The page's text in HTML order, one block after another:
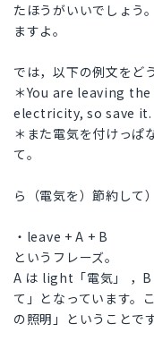
たほうがいいでしょ
ますよ。
では，以下の例文をど
＊You are leaving
electricity, so save it.
＊また電気を付けっぱ
て。
（電気の
ら（電気を）節約して）
・leave + A + B
というフレーズ。
A は light「電気」 ，B
て」となっています。
の照明」ということで